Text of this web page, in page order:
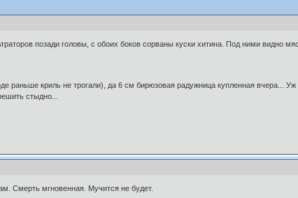
позади головы, с обоих боков сорваны куски хитина. Под ними видно
раньше криль не трогали), да 6 см бирюзовая радужница купленная вчера...
стыдно...
Смерть мгновенная. Мучится не будет.